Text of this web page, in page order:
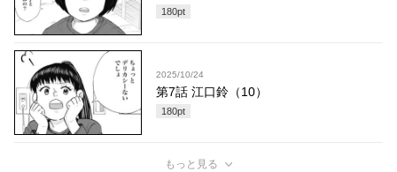
180pt
2025/10/24
第7話 江口鈴（10）
180pt
もっと見る